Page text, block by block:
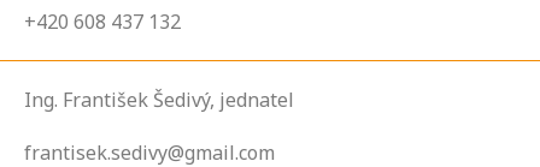
+420 608 437 132
Ing. František Šedivý, jednatel
frantisek.sedivy@gmail.com